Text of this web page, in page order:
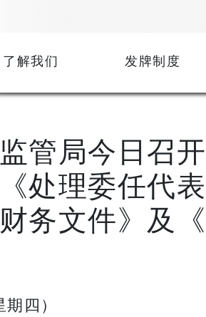
了解我们 发牌制度
管局今日召
处理委任代
务文件》及
四）